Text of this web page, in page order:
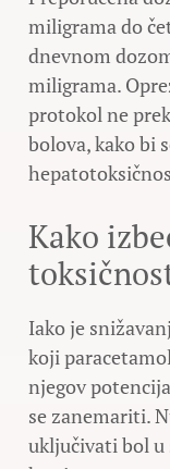
miligrama do
dnevnom
miligrama.
protokol ne
bolova, kako bi
Kako
Iako je
koji
njegov
se zanemariti.
uključivati bol u